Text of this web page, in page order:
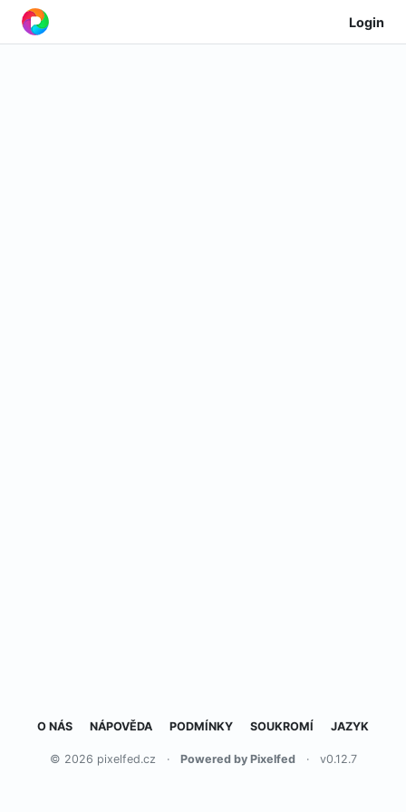
Login
O NÁS NÁPOVĚDA PODMÍNKY SOUKROMÍ JAZYK
© 2026 pixelfed.cz · Powered by Pixelfed · v0.12.7